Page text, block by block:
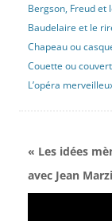
Bergson, Freud et
Baudelaire et le
Chapeau ou
Couette ou
L’opéra
« Les idées
avec Jean
Lecteur